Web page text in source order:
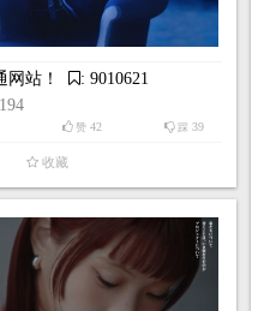
网站！ : 9010621
踩 39
赞42
收藏